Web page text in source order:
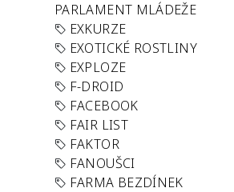
PARLAMENT MLÁDEŽE
EXKURZE
EXOTICKÉ ROSTLINY
EXPLOZE
F-DROID
FACEBOOK
FAIR LIST
FAKTOR
FANOUŠCI
FARMA BEZDÍNEK